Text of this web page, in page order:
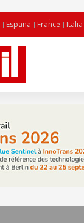
España France Italia